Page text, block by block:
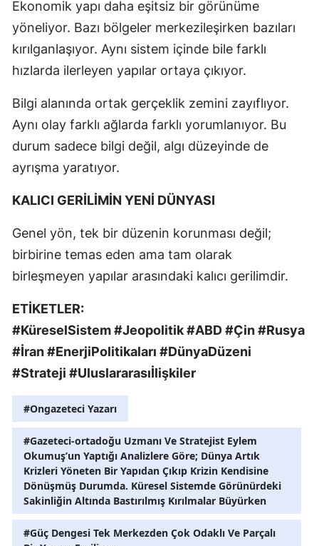
Ekonomik yapı daha eşitsiz bir görünüme
yöneliyor. Bazı bölgeler merkezileşirken bazıları
kırılganlaşıyor. Aynı sistem içinde bile farklı
hızlarda ilerleyen yapılar ortaya çıkıyor.
Bilgi alanında ortak gerçeklik zemini zayıflıyor.
Aynı olay farklı ağlarda farklı yorumlanıyor. Bu
durum sadece bilgi değil, algı düzeyinde de
ayrışma yaratıyor.
KALICI GERİLİMİN YENİ DÜNYASI
Genel yön, tek bir düzenin korunması değil;
birbirine temas eden ama tam olarak
birleşmeyen yapılar arasındaki kalıcı gerilimdir.
ETİKETLER:
#KüreselSistem #Jeopolitik #ABD #Çin #Rusya
#İran #EnerjiPolitikaları #DünyaDüzeni
#Strateji #Uluslararasıİlişkiler
#Ongazeteci Yazarı
#Gazeteci-ortadoğu Uzmanı Ve Stratejist Eylem
Okumuş’un Yaptığı Analizlere Göre; Dünya Artık
Krizleri Yöneten Bir Yapıdan Çıkıp Krizin Kendisine
Dönüşmüş Durumda. Küresel Sistemde Görünürdeki
Sakinliğin Altında Bastırılmış Kırılmalar Büyürken
#Güç Dengesi Tek Merkezden Çok Odaklı Ve Parçalı